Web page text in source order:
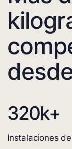
320k+
Instalaciones